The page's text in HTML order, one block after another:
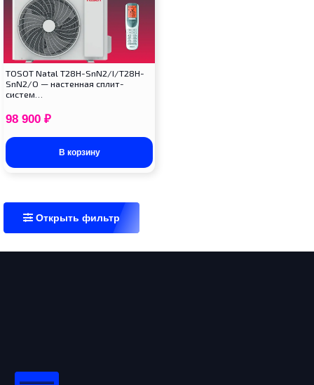
TOSOT Natal T28H-SnN2/I/T28H-
SnN2/O — настенная сплит-
систем…
98 900 ₽
В корзину
Открыть фильтр